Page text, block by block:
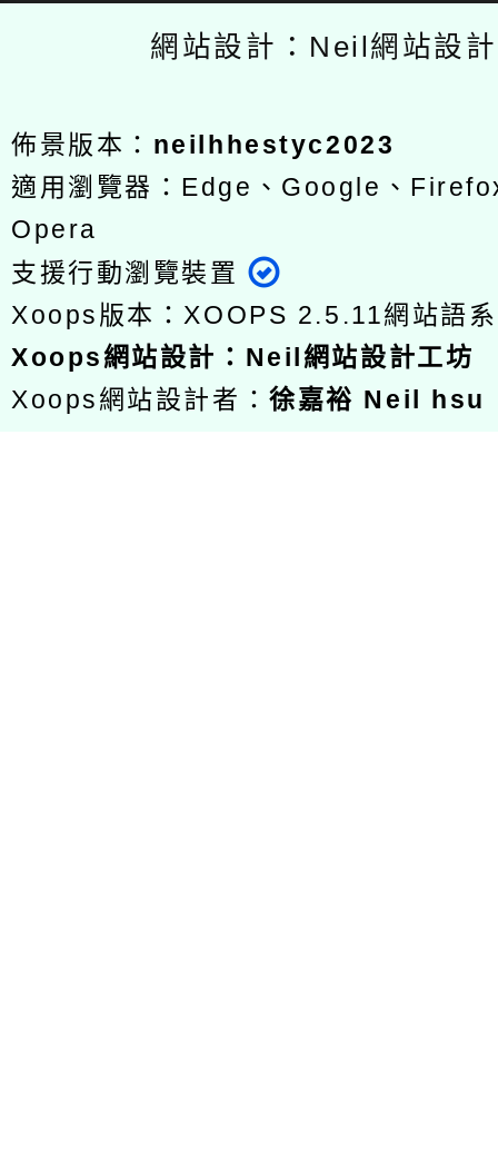
網站設計：Neil網站設
佈景版本： neilhhestyc2023
適用瀏覽器：Edge、Google、
Opera
支援行動瀏覽裝置
Xoops版本： XOOPS 2.5.11網站語
Xoops網站設計 ： Neil網站設計工坊
Xoops網站設計者：徐嘉裕 Neil hsu